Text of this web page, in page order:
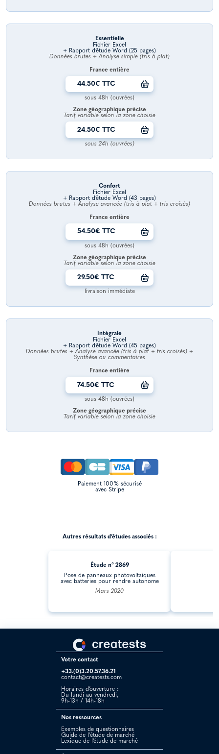
Essentielle
Fichier Excel
+ Rapport d’étude Word (25 pages)
Données brutes + Analyse simple (tris à plat)
France entière
44.50€ TTC
sous 48h (ouvrées)
Zone géographique précise
Tarif variable selon la zone choisie
24.50€ TTC
sous 24h (ouvrées)
Confort
Fichier Excel
+ Rapport d’étude Word (43 pages)
Données brutes + Analyse avancée (tris à plat + tris croisés)
France entière
54.50€ TTC
sous 48h (ouvrées)
Zone géographique précise
Tarif variable selon la zone choisie
29.50€ TTC
livraison immédiate
Intégrale
Fichier Excel
+ Rapport d’étude Word (45 pages)
Données brutes + Analyse avancée (tris à plat + tris croisés) +
Synthèse ou commentaires
France entière
74.50€ TTC
sous 48h (ouvrées)
Zone géographique précise
Tarif variable selon la zone choisie
Paiement 100% sécurisé
avec Stripe
Autres résultats d’études associés :
Étude n° 2869
Pose de panneaux photovoltaiques
avec batteries pour rendre autonome
Mars 2020
Votre contact
+33.(0)3.20.57.36.21
contact@creatests.com
Horaires d’ouverture :
Du lundi au vendredi,
9h-13h / 14h-18h
Nos ressources
Exemples de questionnaires
Guide de l'étude de marché
Lexique de l’étude de marché